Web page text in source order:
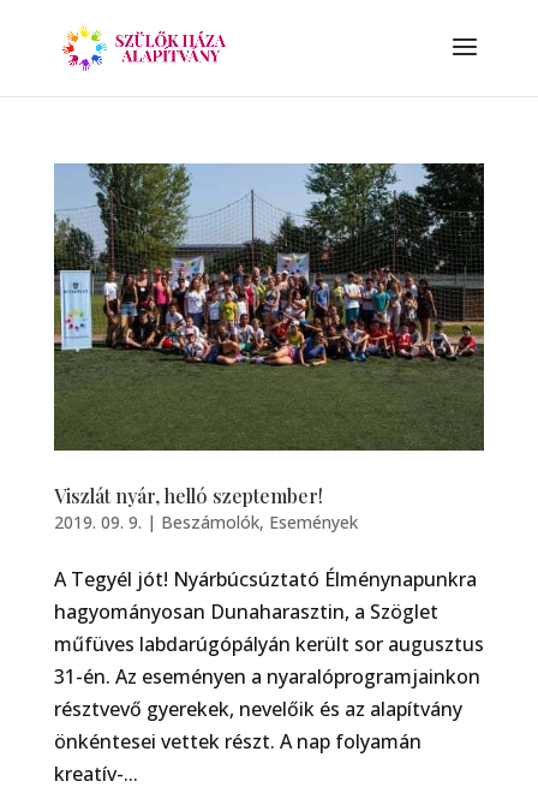
Viszlát nyár, helló szeptember!
2019. 09. 9. | Beszámolók, Események
A Tegyél jót! Nyárbúcsúztató Élménynapunkra
hagyományosan Dunaharasztin, a Szöglet
műfüves labdarúgópályán került sor augusztus
31-én. Az eseményen a nyaralóprogramjainkon
résztvevő gyerekek, nevelőik és az alapítvány
önkéntesei vettek részt. A nap folyamán
kreatív-...